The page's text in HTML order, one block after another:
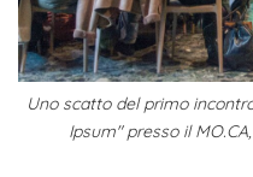
Aziende
e stage
News
di
Valutazione
ECTS
di
Arti
Visive
Dipartimento
OPPORTUNITÀ
INTERNAZIONALI
ERASMUS+
SERVIZI
Aziende
Login
aziende
singoli
Gli
Come
Iscriversi
studente
iscritto
Uno scatto del primo
Ipsum" presso il